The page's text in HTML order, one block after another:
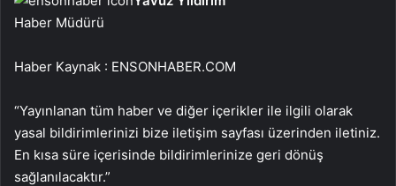
Haber Müdürü
Haber Kaynak : ENSONHABER.COM
“Yayınlanan tüm haber ve diğer içerikler ile ilgili olarak
yasal bildirimlerinizi bize iletişim sayfası üzerinden iletiniz.
En kısa süre içerisinde bildirimlerinize geri dönüş
sağlanılacaktır.”